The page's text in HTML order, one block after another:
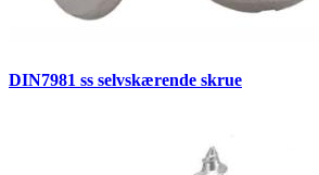
DIN7981 ss selvskærende skrue